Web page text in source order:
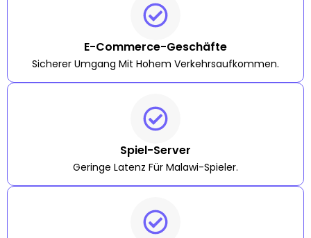
E-Commerce-Geschäfte
Sicherer Umgang Mit Hohem Verkehrsaufkommen.
Spiel-Server
Geringe Latenz Für Malawi-Spieler.